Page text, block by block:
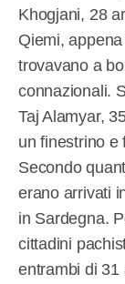
Khogjani, 28
Qiemi,
trovavano a
connazionali.
Taj Alamyar,
un finestrino e
Secondo
erano arrivati
in Sardegna.
cittadini
entrambi di 31